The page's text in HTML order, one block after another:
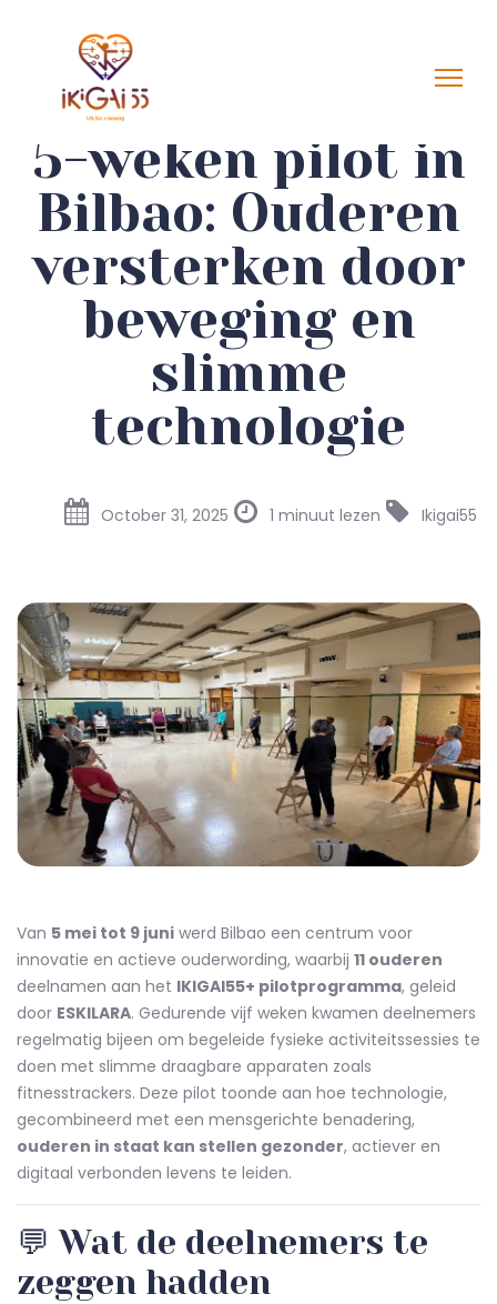
5-weken pilot in
Bilbao: Ouderen
versterken door
beweging en
slimme
technologie
October 31, 2025 1 minuut lezen Ikigai55
Van 5 mei tot 9 juni werd Bilbao een centrum voor
innovatie en actieve ouderwording, waarbij 11 ouderen
deelnamen aan het IKIGAI55+ pilotprogramma, geleid
door ESKILARA. Gedurende vijf weken kwamen deelnemers
regelmatig bijeen om begeleide fysieke activiteitssessies te
doen met slimme draagbare apparaten zoals
fitnesstrackers. Deze pilot toonde aan hoe technologie,
gecombineerd met een mensgerichte benadering,
ouderen in staat kan stellen gezonder, actiever en
digitaal verbonden levens te leiden.
💬 Wat de deelnemers te
zeggen hadden